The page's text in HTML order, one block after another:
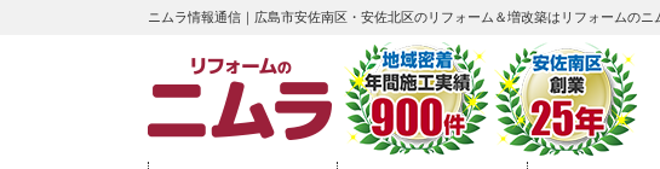
ニムラ情報通信｜広島市安佐南区・安佐北区のリフォーム＆増改築はリフォームのニ